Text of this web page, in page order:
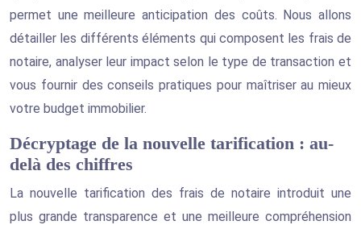
permet une meilleure anticipation des coûts. Nous allons
détailler les différents éléments qui composent les frais de
notaire, analyser leur impact selon le type de transaction et
vous fournir des conseils pratiques pour maîtriser au mieux
votre budget immobilier.
Décryptage de la nouvelle tarification : au-
delà des chiffres
La nouvelle tarification des frais de notaire introduit une
plus grande transparence et une meilleure compréhension